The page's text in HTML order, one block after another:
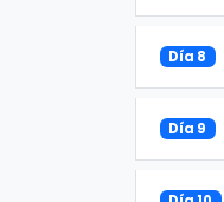
Día 8
Día 9